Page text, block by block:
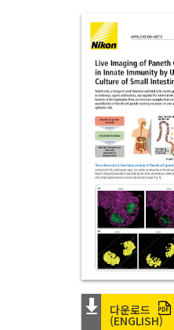
다운로드
(ENGLISH)